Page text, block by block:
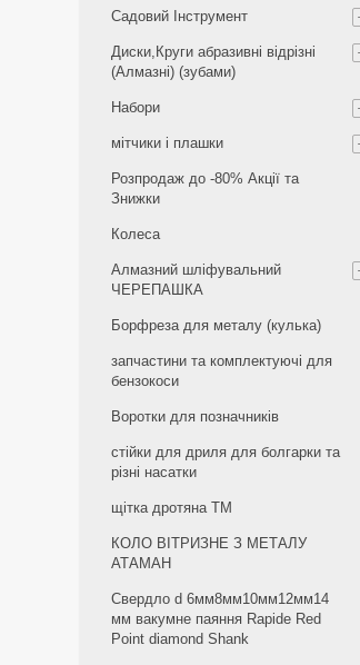
Садовий Інструмент
Диски,Круги абразивні відрізні
(Алмазні) (зубами)
Набори
мітчики і плашки
Розпродаж до -80% Акції та
Знижки
Колеса
Алмазний шліфувальний
ЧЕРЕПАШКА
Борфреза для металу (кулька)
запчастини та комплектуючі для
бензокоси
Воротки для позначників
стійки для дриля для болгарки та
різні насатки
щiтка дротяна ТМ
КОЛО ВІТРИЗНЕ З МЕТАЛУ
АТАМАН
Свердло d 6мм8мм10мм12мм14
мм вакумне паяння Rapide Red
Point diamond Shank